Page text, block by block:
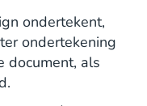
ondertekent,
ondertekening
document, als